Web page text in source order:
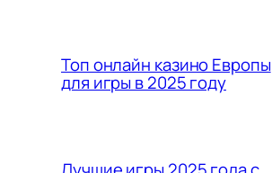
Топ онлайн казино Европы
для игры в 2025 году